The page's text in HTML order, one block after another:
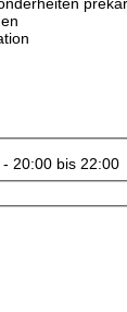
20:00 bis 22:00